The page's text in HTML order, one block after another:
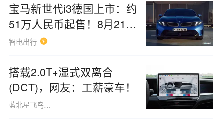
宝马新世代i3德国上市：约
51万人民币起售！8月21亮
相
智电出行
搭载2.0T+湿式双离合
(DCT)，网友：工薪豪车！
蓝北星飞鸟160508